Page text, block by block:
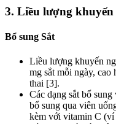
3. Liều lượng
Bổ sung Sắt
Liều lượng khuyến
mg sắt mỗi ngày,
thai [3].
Các dạng sắt bổ
bổ sung qua viên
kèm với vitamin C (ví